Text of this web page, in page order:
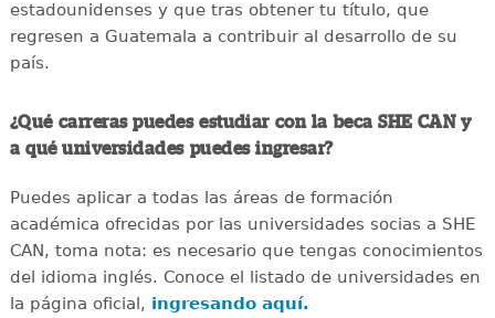
estadounidenses y que tras obtener tu título, que
regresen a Guatemala a contribuir al desarrollo de su
país.
¿Qué carreras puedes estudiar con la beca SHE CAN y
a qué universidades puedes ingresar?
Puedes aplicar a todas las áreas de formación
académica ofrecidas por las universidades socias a SHE
CAN, toma nota: es necesario que tengas conocimientos
del idioma inglés. Conoce el listado de universidades en
la página oficial, ingresando aquí.